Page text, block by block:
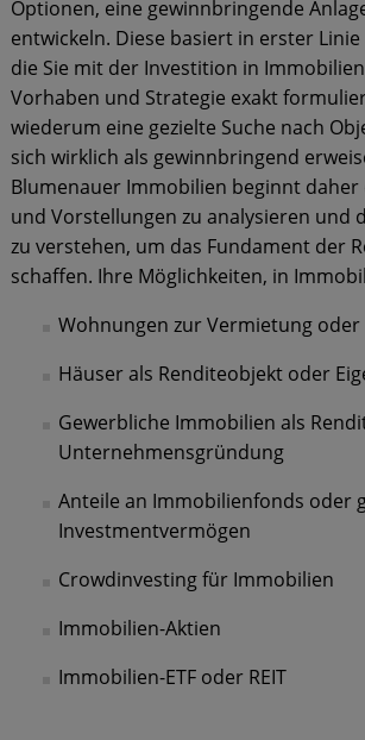
Optionen, eine gewinnbringende
entwickeln. Diese basiert in erster
die Sie mit der Investition in
Vorhaben und Strategie exakt
wiederum eine gezielte Suche nach
sich wirklich als gewinnbringend
Blumenauer Immobilien beginnt
und Vorstellungen zu analysieren und
zu verstehen, um das Fundament der
schaffen. Ihre Möglichkeiten, in
Wohnungen zur Vermietung oder
Häuser als Renditeobjekt oder
Gewerbliche Immobilien als
Unternehmensgründung
Anteile an Immobilienfonds oder
Investmentvermögen
Crowdinvesting für Immobilien
Immobilien-Aktien
Immobilien-ETF oder REIT